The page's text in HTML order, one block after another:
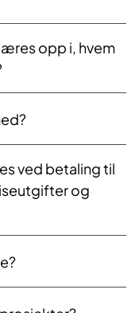
opp i, hvem
ved betaling til
og